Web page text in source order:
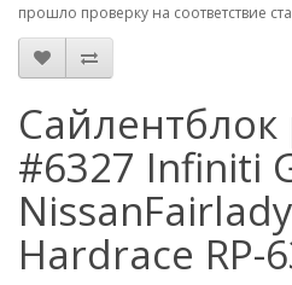
прошло проверку на соответствие
#6327 Infiniti
Hardrace RP-